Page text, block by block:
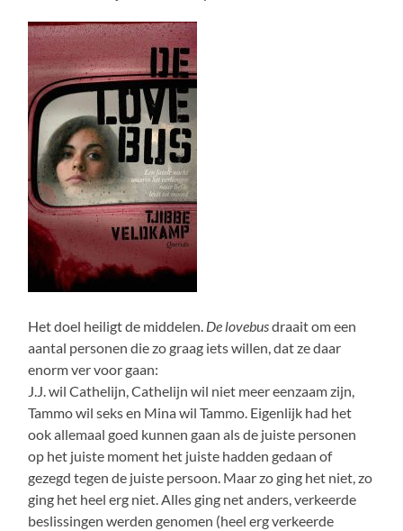
Het doel heiligt de middelen. De lovebusdraait om een
aantal personen die zo graag iets willen, dat ze daar
enorm ver voor gaan:
J.J. wil Cathelijn, Cathelijn wil niet meer eenzaam zijn,
Tammo wil seks en Mina wil Tammo. Eigenlijk had het
ook allemaal goed kunnen gaan als de juiste personen
op het juiste moment het juiste hadden gedaan of
gezegd tegen de juiste persoon. Maar zo ging het niet, zo
ging het heel erg niet. Alles ging net anders, verkeerde
beslissingen werden genomen (heel erg verkeerde